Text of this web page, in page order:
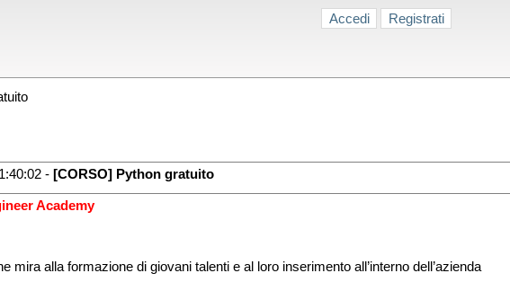
Accedi Registrati
- [CORSO] Python gratuito
Academy
mira alla formazione di giovani talenti e al loro inserimento all’interno dell’azienda